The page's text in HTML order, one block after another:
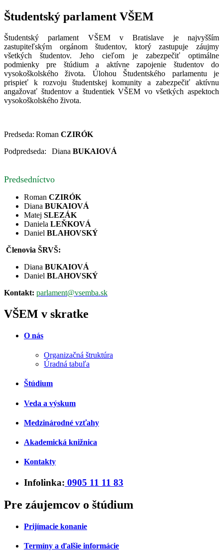
Študentský parlament VŠEM
Študentský parlament VŠEM v Bratislave je najvyšším
zastupiteľským orgánom študentov, ktorý zastupuje záujmy
všetkých študentov. Jeho cieľom je zabezpečiť optimálne
podmienky pre štúdium a aktívne zapojenie študentov do
vysokoškolského života. Úlohou Študentského parlamentu je
prispieť k rozvoju študentskej komunity a zabezpečiť aktívnu
angažovať študentov a študentiek VŠEM vo všetkých aspektoch
vysokoškolského života.
Predseda: Roman CZIRÓK
Podpredseda:
Diana BUKAIOVÁ
Predsedníctvo
Roman CZIRÓK
Diana BUKAIOVÁ
Matej SLEZÁK
Daniela LEŇKOVÁ
Daniel BLAHOVSKÝ
Členovia ŠRVŠ:
Diana BUKAIOVÁ
Daniel BLAHOVSKÝ
Kontakt: parlament@vsemba.sk
VŠEM v skratke
O nás
Organizačná štruktúra
Úradná tabuľa
Štúdium
Veda a výskum
Medzinárodné vzťahy
Akademická knižnica
Kontakty
Infolinka: 0905 11 11 83
Pre záujemcov o štúdium
Prijímacie konanie
Termíny a ďalšie informácie